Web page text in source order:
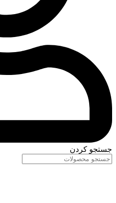
جستجو کردن